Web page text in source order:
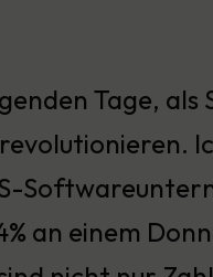
Tage, als
an einem